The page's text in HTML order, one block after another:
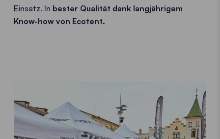
Einsatz. In bester Qualität dank langjährigem
Know-how von Ecotent.